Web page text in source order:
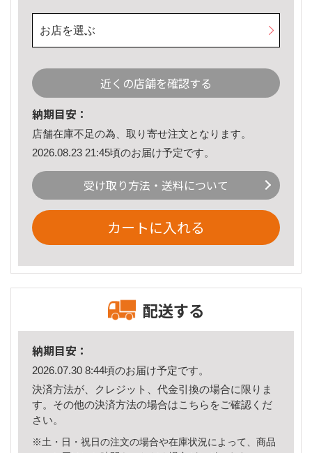
お店を選ぶ
近くの店舗を確認する
納期目安：
店舗在庫不足の為、取り寄せ注文となります。
2026.08.23 21:45頃のお届け予定です。
受け取り方法・送料について
カートに入れる
配送する
納期目安：
2026.07.30 8:44頃のお届け予定です。
決済方法が、クレジット、代金引換の場合に限りま
す。その他の決済方法の場合はこちら をご確認くだ
さい。
※土・日・祝日の注文の場合や在庫状況によって、商品